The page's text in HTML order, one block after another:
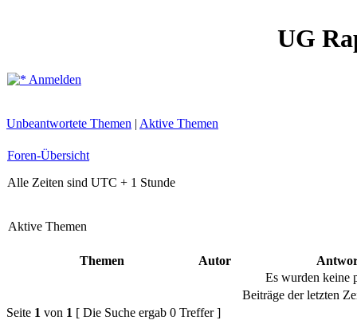
UG
Anmelden
Unbeantwortete Themen | Aktive Themen
Foren-Übersicht
Alle Zeiten sind UTC + 1 Stunde
Aktive Themen
Themen Autor
Es wurden keine
Beiträge der letzten
Seite 1 von 1 [ Die Suche ergab 0 Treffer ]